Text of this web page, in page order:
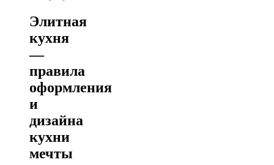
Элитная
кухня
—
правила
оформления
и
дизайна
кухни
мечты